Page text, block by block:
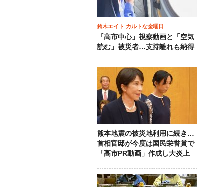
鈴木エイト カルトな金曜日
「高市中心」視察動画と「空気
読む」被災者…支持離れも納得
熊本地震の被災地利用に続き…
首相官邸が今度は国民栄誉賞で
「高市PR動画」作成し大炎上